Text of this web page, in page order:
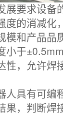
展要求设
度的消减化
和产品品
小于
性，允许
人具有可
果，判断